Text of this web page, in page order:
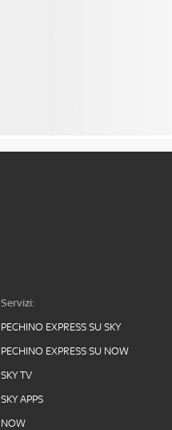
Servizi:
PECHINO EXPRESS SU SKY
PECHINO EXPRESS SU NOW
SKY TV
SKY APPS
NOW